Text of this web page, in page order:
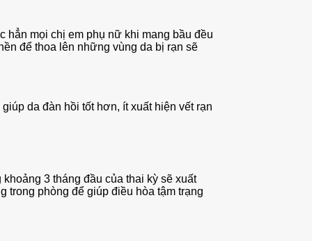
hẳn mọi chị em phụ nữ khi mang bầu đều
để thoa lên những vùng da bị rạn sẽ
da đàn hồi tốt hơn, ít xuất hiện vết rạn
3 tháng đầu của thai kỳ sẽ xuất
trong phòng để giúp điều hòa tậm trạng